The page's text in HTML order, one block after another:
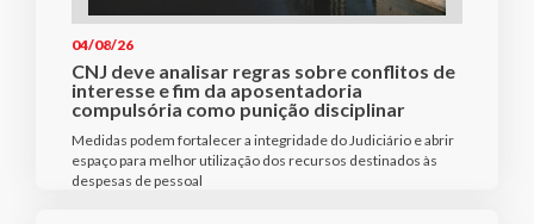
04/08/26
CNJ deve analisar regras sobre conflitos de
interesse e fim da aposentadoria
compulsória como punição disciplinar
Medidas podem fortalecer a integridade do Judiciário e abrir
espaço para melhor utilização dos recursos destinados às
despesas de pessoal